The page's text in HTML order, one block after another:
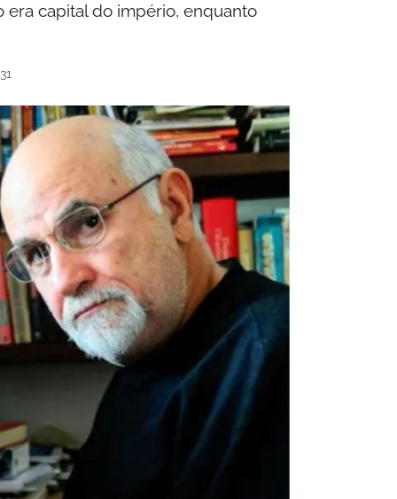
era capital do império, enquanto